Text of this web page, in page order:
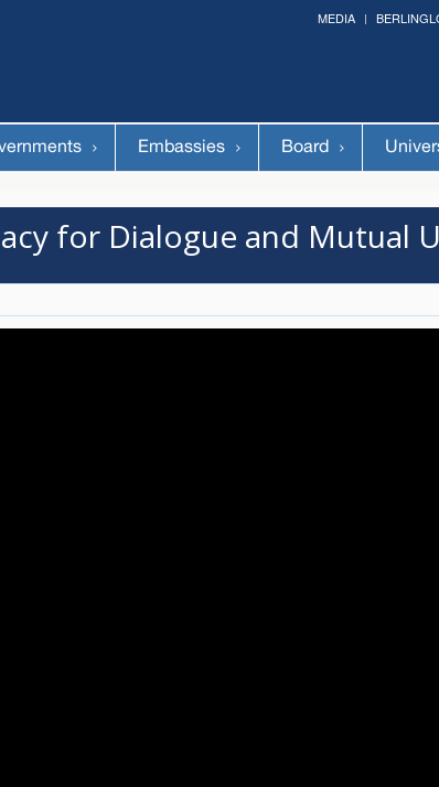
MEDIA
Embassies Board
for Dialogue and Mutual